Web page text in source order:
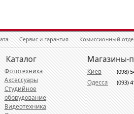
Сервис и гарантия Комиссионный
Каталог
Фототехника
Аксессуары
Студийное
оборудование
Видеотехника
Магазины-
Киев (098)
Одесса (093)